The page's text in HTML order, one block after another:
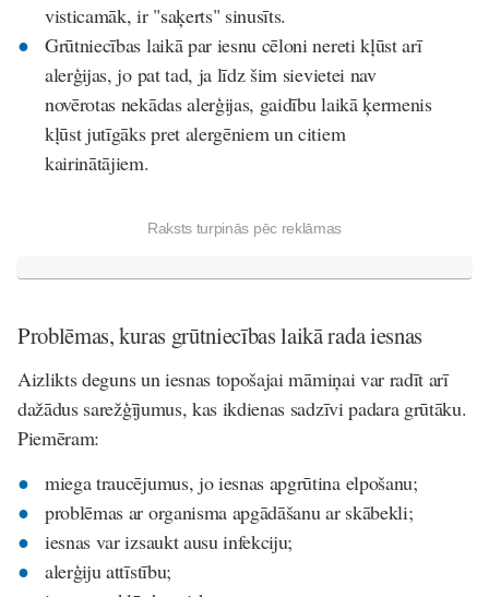
visticamāk, ir "saķerts" sinusīts.
Grūtniecības laikā par iesnu cēloni nereti kļūst arī
alerģijas, jo pat tad, ja līdz šim sievietei nav
novērotas nekādas alerģijas, gaidību laikā ķermenis
kļūst jutīgāks pret alergēniem un citiem
kairinātājiem.
Raksts turpinās pēc reklāmas
Problēmas, kuras grūtniecības laikā rada iesnas
Aizlikts deguns un iesnas topošajai māmiņai var radīt arī
dažādus sarežģījumus, kas ikdienas sadzīvi padara grūtāku.
Piemēram:
miega traucējumus, jo iesnas apgrūtina elpošanu;
problēmas ar organisma apgādāšanu ar skābekli;
iesnas var izsaukt ausu infekciju;
alerģiju attīstību;